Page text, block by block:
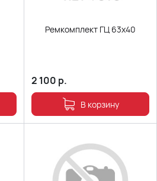
Ремкомплект ГЦ 63х40
2 100 р.
В корзину